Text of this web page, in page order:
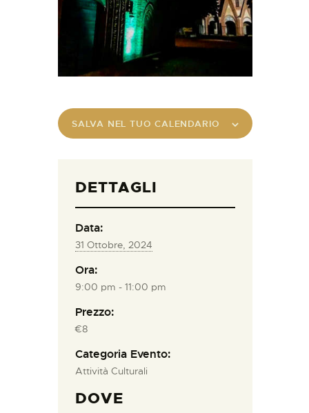
SALVA NEL TUO CALENDARIO
DETTAGLI
Data:
31 Ottobre, 2024
Ora:
9:00 pm - 11:00 pm
Prezzo:
€8
Categoria Evento:
Attività Culturali
DOVE